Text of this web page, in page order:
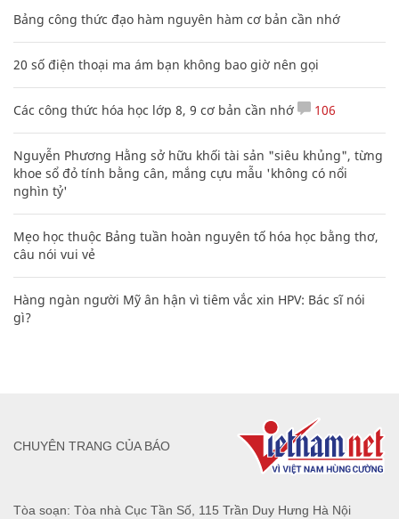
Bảng công thức đạo hàm nguyên hàm cơ bản cần nhớ
20 số điện thoại ma ám bạn không bao giờ nên gọi
Các công thức hóa học lớp 8, 9 cơ bản cần nhớ 106
Nguyễn Phương Hằng sở hữu khối tài sản "siêu khủng", từng
khoe sổ đỏ tính bằng cân, mắng cựu mẫu 'không có nổi
nghìn tỷ'
Mẹo học thuộc Bảng tuần hoàn nguyên tố hóa học bằng thơ,
câu nói vui vẻ
Hàng ngàn người Mỹ ân hận vì tiêm vắc xin HPV: Bác sĩ nói
gì?
Tòa soạn: Tòa nhà Cục Tần Số, 115 Trần Duy Hưng Hà Nội
CHUYÊN TRANG CỦA BÁO